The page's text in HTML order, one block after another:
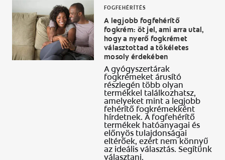
FOGFEHÉRÍTÉS
A legjobb fogfehérítő
fogkrém: öt jel, ami arra utal,
hogy a nyerő fogkrémet
választottad a tökéletes
mosoly érdekében
A gyógyszertárak
fogkrémeket árusító
részlegén több olyan
termékkel találkozhatsz,
amelyeket mint a legjobb
fehérítő fogkrémekként
hírdetnek. A fogfehérítő
termékek hatóanyagai és
előnyös tulajdonságai
eltérőek, ezért nem könnyű
az ideális választás. Segítünk
választani.